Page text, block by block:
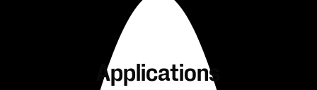
Applications